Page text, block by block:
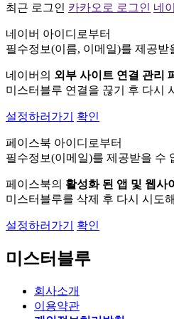
최근 로그인 카카오로 로그인 네
네이버 아이디로부터
필수정보(이름, 이메일)를 제공받
네이버의 외부 사이트 연결 관리
미스터블루 연결을 끊기 후 다시
설정하러가기 확인
페이스북 아이디로부터
필수정보(이메일)를 제공받을 수
페이스북의 활성화 된 앱 및 웹사
미스터블루를 삭제 후 다시 시도
설정하러가기 확인
미스터블루
회사소개
이용약관